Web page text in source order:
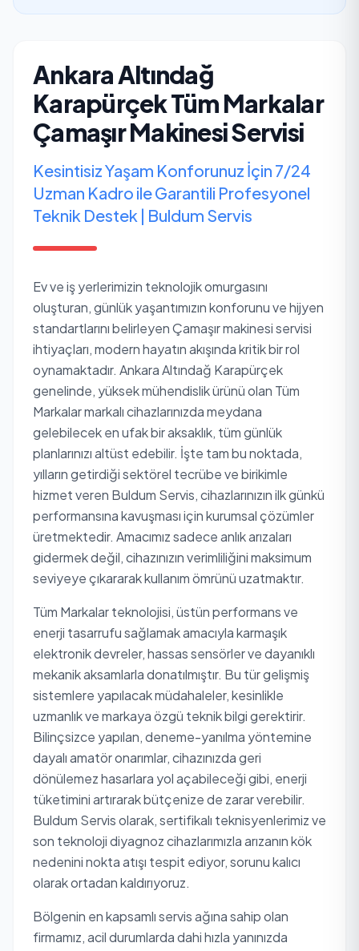
Ankara Altındağ
Karapürçek Tüm Markalar
Çamaşır Makinesi Servisi
Kesintisiz Yaşam Konforunuz İçin 7/24
Uzman Kadro ile Garantili Profesyonel
Teknik Destek | Buldum Servis
Ev ve iş yerlerimizin teknolojik omurgasını
oluşturan, günlük yaşantımızın konforunu ve hijyen
standartlarını belirleyen Çamaşır makinesi servisi
ihtiyaçları, modern hayatın akışında kritik bir rol
oynamaktadır. Ankara Altındağ Karapürçek
genelinde, yüksek mühendislik ürünü olan Tüm
Markalar markalı cihazlarınızda meydana
gelebilecek en ufak bir aksaklık, tüm günlük
planlarınızı altüst edebilir. İşte tam bu noktada,
yılların getirdiği sektörel tecrübe ve birikimle
hizmet veren Buldum Servis, cihazlarınızın ilk günkü
performansına kavuşması için kurumsal çözümler
üretmektedir. Amacımız sadece anlık arızaları
gidermek değil, cihazınızın verimliliğini maksimum
seviyeye çıkararak kullanım ömrünü uzatmaktır.
Tüm Markalar teknolojisi, üstün performans ve
enerji tasarrufu sağlamak amacıyla karmaşık
elektronik devreler, hassas sensörler ve dayanıklı
mekanik aksamlarla donatılmıştır. Bu tür gelişmiş
sistemlere yapılacak müdahaleler, kesinlikle
uzmanlık ve markaya özgü teknik bilgi gerektirir.
Bilinçsizce yapılan, deneme-yanılma yöntemine
dayalı amatör onarımlar, cihazınızda geri
dönülemez hasarlara yol açabileceği gibi, enerji
tüketimini artırarak bütçenize de zarar verebilir.
Buldum Servis olarak, sertifikalı teknisyenlerimiz ve
son teknoloji diyagnoz cihazlarımızla arızanın kök
nedenini nokta atışı tespit ediyor, sorunu kalıcı
olarak ortadan kaldırıyoruz.
Bölgenin en kapsamlı servis ağına sahip olan
firmamız, acil durumlarda dahi hızla yanınızda